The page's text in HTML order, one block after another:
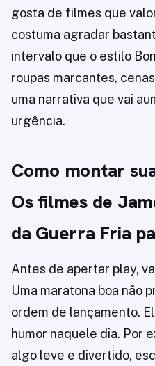
gosta de filmes que
costuma agradar
intervalo que o estilo
roupas marcantes,
uma narrativa que vai
urgência.
Como montar
Os filmes de
da Guerra Fria
Antes de apertar play,
Uma maratona boa não
ordem de lançamento.
humor naquele dia. Por
algo leve e divertido,